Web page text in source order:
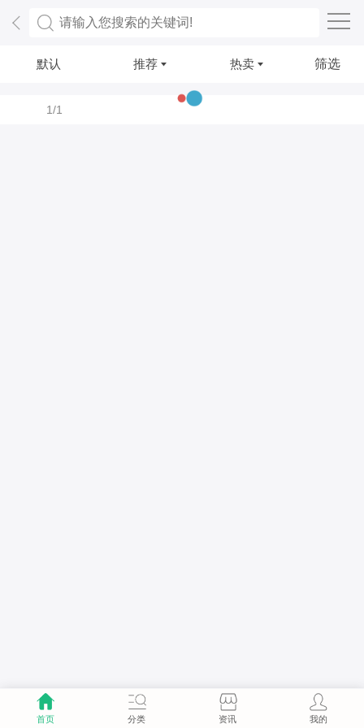
默认 推荐 热卖 筛选
1/1
首页 分类 资讯 我的